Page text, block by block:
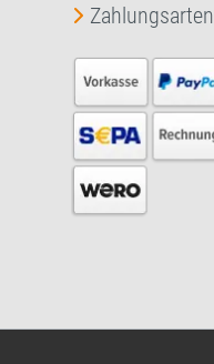
Zahlungsarten